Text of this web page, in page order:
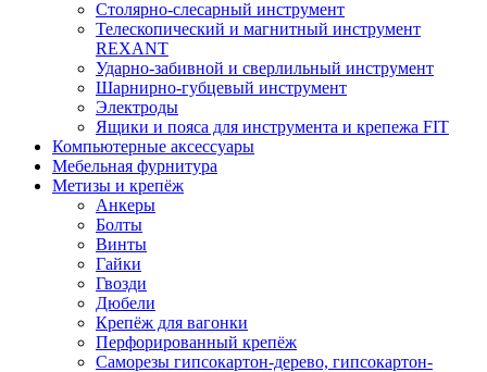
Столярно-слесарный инструмент
Телескопический и магнитный инструмент
REXANT
Ударно-забивной и сверлильный инструмент
Шарнирно-губцевый инструмент
Электроды
Ящики и пояса для инструмента и крепежа FIT
Компьютерные аксессуары
Мебельная фурнитура
Метизы и крепёж
Анкеры
Болты
Винты
Гайки
Гвозди
Дюбели
Крепёж для вагонки
Перфорированный крепёж
Саморезы гипсокартон-дерево, гипсокартон-